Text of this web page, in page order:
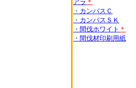
アラ ＊
・カンバスＣ
・カンバスＳＫ
・ 間伐ホワイト ＊
・ 間伐材印刷用紙